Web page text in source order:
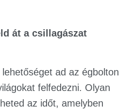
át a csillagászat
ad az égbolton
felfedezni. Olyan
az időt, amelyben